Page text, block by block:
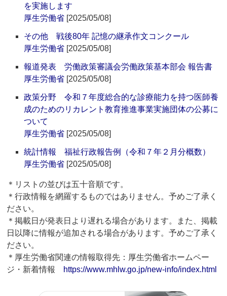
を実施します
厚生労働省 [2025/05/08]
その他 戦後80年 記憶の継承作文コンクール
厚生労働省 [2025/05/08]
報道発表 労働政策審議会労働政策基本部会 報告書
厚生労働省 [2025/05/08]
政策分野 令和７年度総合的な診療能力を持つ医師養
成のためのリカレント教育推進事業実施団体の公募に
ついて
厚生労働省 [2025/05/08]
統計情報 福祉行政報告例（令和７年２月分概数）
厚生労働省 [2025/05/08]
＊リストの並びは五十音順です。
＊行政情報を網羅するものではありません。予めご了承く
ださい。
＊掲載日が発表日より遅れる場合があります。また、掲載
日以降に情報が追加される場合があります。予めご了承く
ださい。
＊厚生労働省関連の情報取得先：厚生労働省ホームペー
ジ・新着情報 https://www.mhlw.go.jp/new-info/index.html